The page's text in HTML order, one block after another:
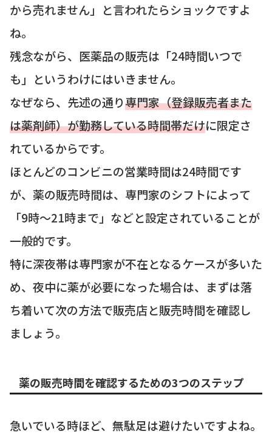
から売れません」と言われたらショックですよ
ね。
残念ながら、医薬品の販売は「24時間いつで
も」というわけにはいきません。
なぜなら、先述の通り専門家（登録販売者また
は薬剤師）が勤務している時間帯だけに限定さ
れているからです。
ほとんどのコンビニの営業時間は24時間です
が、薬の販売時間は、専門家のシフトによって
「9時～21時まで」などと設定されていることが
一般的です。
特に深夜帯は専門家が不在となるケースが多いた
め、夜中に薬が必要になった場合は、まずは落
ち着いて次の方法で販売店と販売時間を確認し
ましょう。
薬の販売時間を確認するための3つのステップ
急いでいる時ほど、無駄足は避けたいですよね。